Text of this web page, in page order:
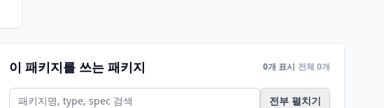
이 패키지를 쓰는 패키지 0개 표시 전체 0개
전부 펼치기